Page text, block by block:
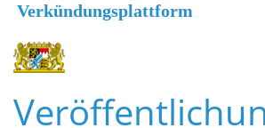
Verkündungsplattform